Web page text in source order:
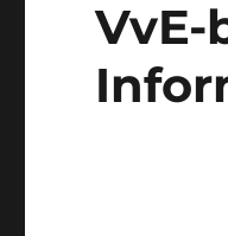
VvE-